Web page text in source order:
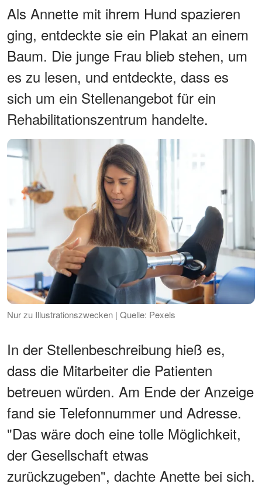
Als Annette mit ihrem Hund spazieren
ging, entdeckte sie ein Plakat an einem
Baum. Die junge Frau blieb stehen, um
es zu lesen, und entdeckte, dass es
sich um ein Stellenangebot für ein
Rehabilitationszentrum handelte.
Nur zu Illustrationszwecken | Quelle: Pexels
In der Stellenbeschreibung hieß es,
dass die Mitarbeiter die Patienten
betreuen würden. Am Ende der Anzeige
fand sie Telefonnummer und Adresse.
"Das wäre doch eine tolle Möglichkeit,
der Gesellschaft etwas
zurückzugeben", dachte Anette bei sich.